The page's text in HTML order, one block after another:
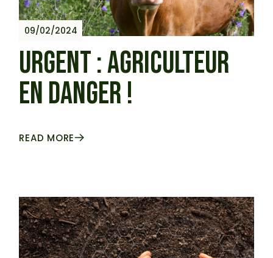
09/02/2024
URGENT : AGRICULTEUR
EN DANGER !
READ MORE